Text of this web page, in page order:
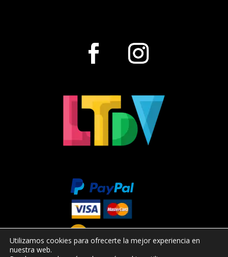
Utilizamos cookies para ofrecerte la mejor experiencia en
nuestra web.